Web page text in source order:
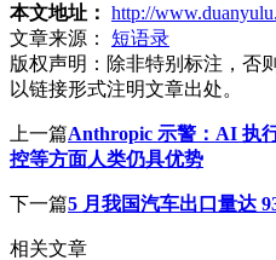
本文地址： http://
文章来源：
短语录
版权声明： 除非特别标注，否
以链接形式注明文章出处。
上一篇Anthropic 示警：AI 执
控等方面人类仍具优势
下一篇5 月我国汽车出口量达
相关文章